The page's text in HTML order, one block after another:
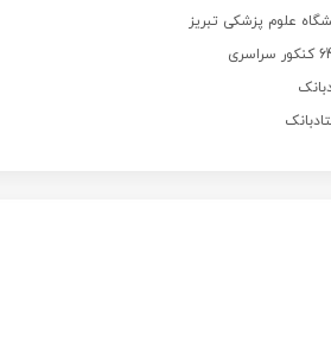
علوم پزشکی تبریز